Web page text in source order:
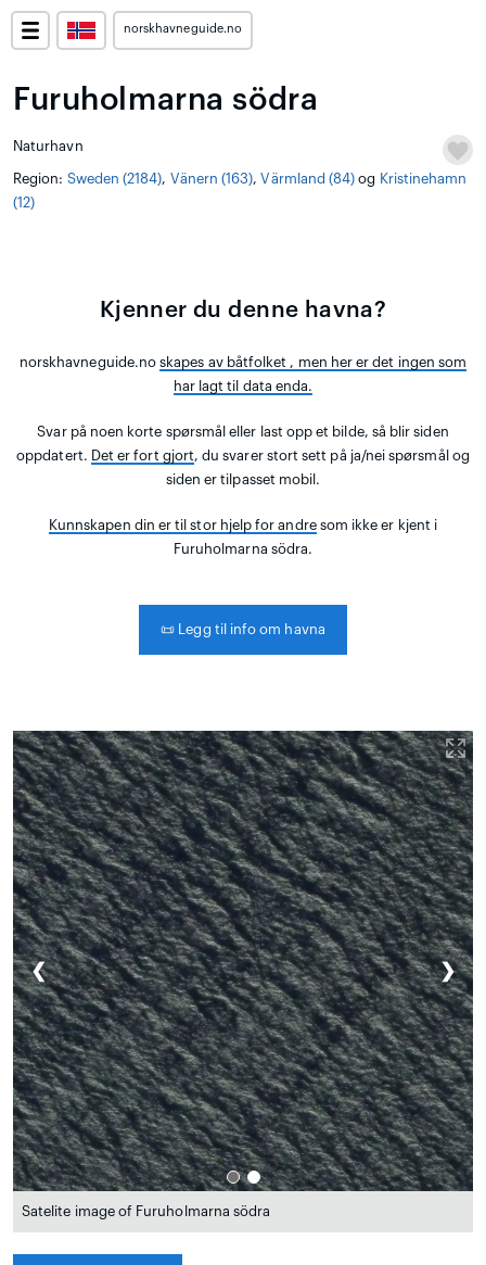
norskhavneguide.no
Furuholmarna södra
Naturhavn
Region: Sweden (2184), Vänern (163),Värmland (84) og Kristinehamn
(12)
Kjenner du denne havna?
norskhavneguide.noskapes av båtfolket , men her er det ingen som
har lagt til data enda.
Svar på noen korte spørsmål eller last opp et bilde, så blir siden
oppdatert. Det er fort gjort, du svarer stort sett på ja/nei spørsmål og
siden er tilpasset mobil.
Kunnskapen din er til stor hjelp for andresom ikke er kjent i
Furuholmarna södra.
📜 Legg til info om havna
❮ ❯
Satelite image of Furuholmarna södra